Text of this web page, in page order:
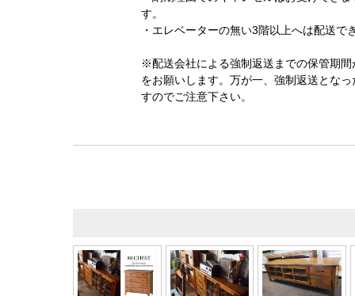
す。
・エレベーターの無い3階以上へは配送で
※配送会社による強制返送までの保管期
をお願いします。万が一、強制返送とな
すのでご注意下さい。